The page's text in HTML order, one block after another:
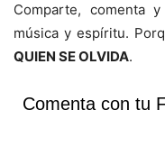
Comparte, comenta
música y espíritu.
QUIEN SE OLVIDA.
Comenta con tu